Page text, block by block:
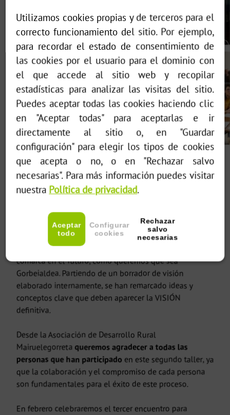
En este encuentro hemos trabajado dos dinámicas
diferentes en grupos reducidos. En la primera parte se
ha hecho una revisión e identificación de las
detectadas en la primera sesión a partir del DAFO, para
priorizar 12 necesidades y 12 potencialidades
En la segunda parte hemos nos hemos centrado en la
co-creación de laVISIÓN
comarca en el futuro, cómo queremos que sea
Gorbeialdea. Partiendo de un borrador de visión
elaborado internamente, se han remarcado ideas y
conceptos clave que deben aparecer la VISIÓN
definitiva.
Desde la Asociación de Desarrollo Rural
Mairuelegorreta queremos agradecer a todas las
personas que han participado en este segundo taller, ya
que la colaboración y el compromiso de cada persona
son fundamentales para el éxito de este proceso.
En febrero celebraremos el tercer encuentro para
Utilizamos cookies propias y de terceros para el
correcto funcionamiento del sitio. Por ejemplo,
para recordar el estado de consentimiento de
las cookies por el usuario para el dominio con
el que accede al sitio web y recopilar
estadísticas para analizar las visitas del sitio.
Puedes aceptar todas las cookies haciendo clic
en "Aceptar todas" para aceptarlas e ir
directamente al sitio o, en "Guardar
configuración" para elegir los tipos de cookies
que acepta o no, o en "Rechazar salvo
necesarias". Para más información puedes visitar
nuestra Política de privacidad.
Aceptar
todo
Configurar
cookies
Rechazar
salvo
necesarias